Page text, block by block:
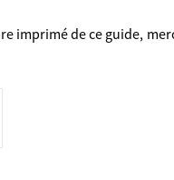
imprimé de ce guide,